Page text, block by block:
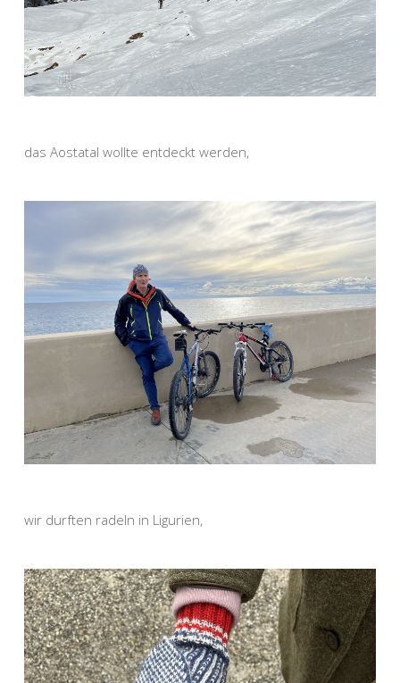
das Aostatal wollte entdeckt werden,
wir durften radeln in Ligurien,